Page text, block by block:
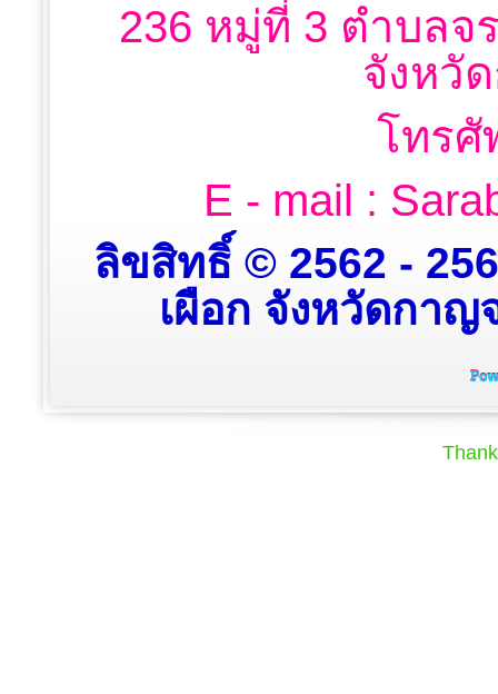
236 หมู่ที่ 3 ตำบลจ
จังหวั
โทรศั
E - mail :
ลิขสิทธิ์ © 2562 -
เผือก จังหวัดกา